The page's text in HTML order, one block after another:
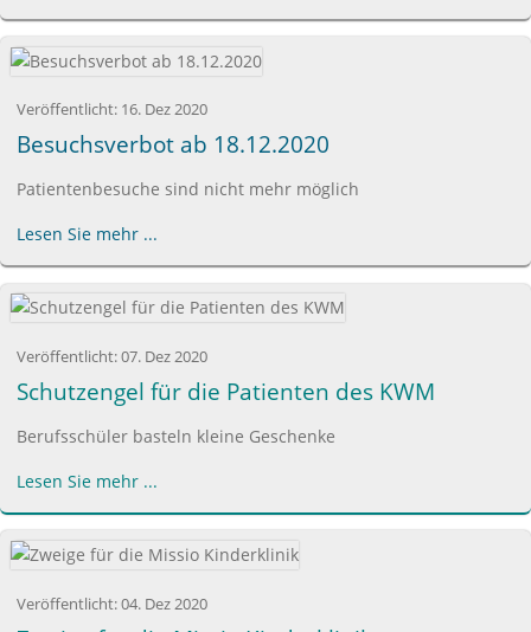
Veröffentlicht: 16. Dez 2020
Besuchsverbot ab 18.12.2020
Patientenbesuche sind nicht mehr möglich
Lesen Sie mehr ...
Veröffentlicht:07. Dez 2020
Schutzengel für die Patienten des KWM
Berufsschüler basteln kleine Geschenke
Lesen Sie mehr ...
Veröffentlicht:04. Dez 2020